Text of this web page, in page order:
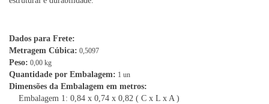
Dados para Frete:
Metragem Cúbica: 0,5097
Peso: 0,00 kg
Quantidade por Embalagem: 1 un
Dimensões da Embalagem em metros:
Embalagem 1: 0,84 x 0,74 x 0,82 ( C x L x A )